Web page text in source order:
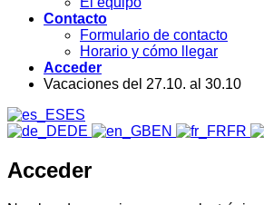
Contacto
Formulario de contacto
Horario y cómo llegar
Acceder
Vacaciones del 27.10. al 30.10
ES
DE
EN FR
Acceder